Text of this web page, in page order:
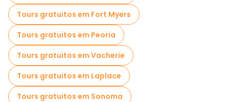
Tours gratuitos em Fort Myers
Tours gratuitos em Peoria
Tours gratuitos em Vacherie
Tours gratuitos em Laplace
Tours gratuitos em Sonoma